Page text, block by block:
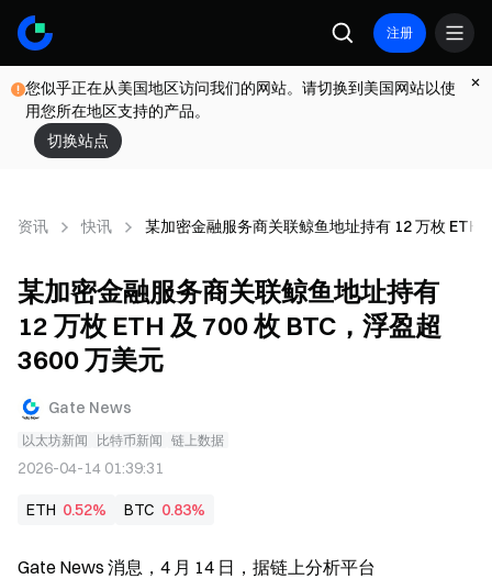
注册
您似乎正在从美国地区访问我们的网站。请切换到美国网站以使
用您所在地区支持的产品。
切换站点
资讯 快讯 某加密金融服务商关联鲸鱼地址持有 12 万枚 ETH
某加密金融服务商关联鲸鱼地址持有
12 万枚 ETH 及 700 枚 BTC，浮盈超
3600 万美元
Gate News
以太坊新闻 比特币新闻 链上数据
2026-04-14 01:39:31
ETH 0.52% BTC 0.83%
Gate News 消息，4 月 14 日，据链上分析平台